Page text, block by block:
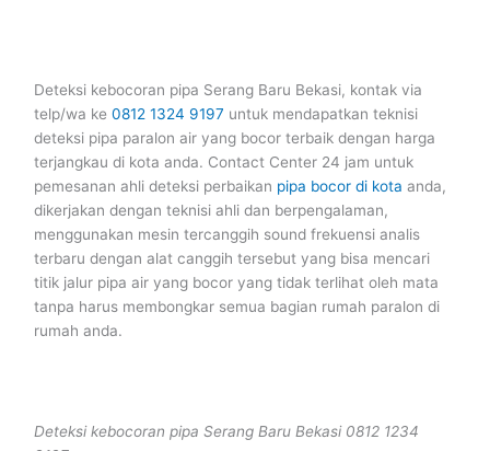
Deteksi kebocoran pipa Serang Baru Bekasi, kontak via
telp/wa ke0812 1324 9197 untuk mendapatkan teknisi
deteksi pipa paralon air yang bocor terbaik dengan harga
terjangkau di kota anda. Contact Center 24 jam untuk
pemesanan ahli deteksi perbaikan pipa bocor di kota anda,
dikerjakan dengan teknisi ahli dan berpengalaman,
menggunakan mesin tercanggih sound frekuensi analis
terbaru dengan alat canggih tersebut yang bisa mencari
titik jalur pipa air yang bocor yang tidak terlihat oleh mata
tanpa harus membongkar semua bagian rumah paralon di
rumah anda.
Deteksi kebocoran pipa Serang Baru Bekasi 0812 1234